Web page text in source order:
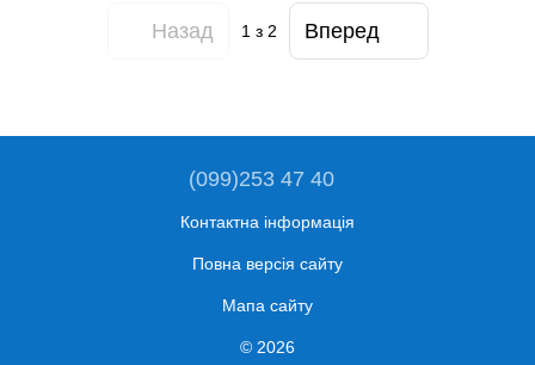
Назад 1 з 2 Вперед
(099)253 47 40
Контактна інформація
Повна версія сайту
Мапа сайту
© 2026